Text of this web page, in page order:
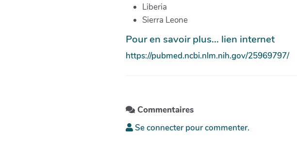
Liberia
Sierra Leone
Pour en savoir plus... lien internet
https://pubmed.ncbi.nlm.nih.gov/25969797/
Commentaires
Se connecter pour commenter.